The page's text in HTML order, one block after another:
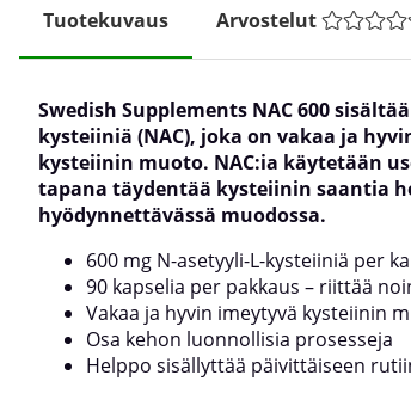
Tuotekuvaus Arvostelut
Swedish Supplements NAC 600
kysteiiniä (NAC), joka on vakaa ja
kysteiinin muoto. NAC:ia käytetään
tapana täydentää kysteiinin saantia
hyödynnettävässä muodossa.
600 mg N-asetyyli-L-kysteiiniä per
90 kapselia per pakkaus – riittää
Vakaa ja hyvin imeytyvä kysteiinin
Osa kehon luonnollisia prosesseja
Helppo sisällyttää päivittäiseen